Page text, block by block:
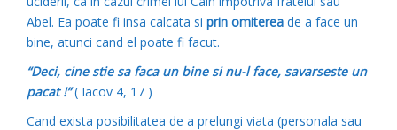
Abel. Ea poate fi insa calcata si prin omiterea de a face un
bine, atunci cand el poate fi facut.
“Deci, cine stie sa faca un bine si nu-l face, savarseste un
pacat !”( Iacov 4, 17 )
Cand exista posibilitatea de a prelungi viata (personala sau